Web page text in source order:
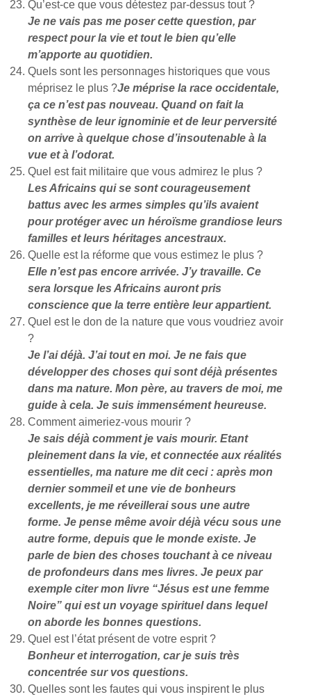
Qu’est-ce que vous détestez par-dessus tout ?
Je ne vais pas me poser cette question, par
respect pour la vie et tout le bien qu’elle
m’apporte au quotidien.
Quels sont les personnages historiques que vous
méprisez le plus ?Je méprise la race occidentale,
ça ce n’est pas nouveau. Quand on fait la
synthèse de leur ignominie et de leur perversité
on arrive à quelque chose d’insoutenable à la
vue et à l’odorat.
Quel est fait militaire que vous admirez le plus ?
Les Africains qui se sont courageusement
battus avec les armes simples qu’ils avaient
pour protéger avec un héroïsme grandiose leurs
familles et leurs héritages ancestraux.
Quelle est la réforme que vous estimez le plus ?
Elle n’est pas encore arrivée. J’y travaille. Ce
sera lorsque les Africains auront pris
conscience que la terre entière leur appartient.
Quel est le don de la nature que vous voudriez avoir
?
Je l’ai déjà. J’ai tout en moi. Je ne fais que
développer des choses qui sont déjà présentes
dans ma nature. Mon père, au travers de moi, me
guide à cela. Je suis immensément heureuse.
Comment aimeriez-vous mourir ?
Je sais déjà comment je vais mourir. Etant
pleinement dans la vie, et connectée aux réalités
essentielles, ma nature me dit ceci : après mon
dernier sommeil et une vie de bonheurs
excellents, je me réveillerai sous une autre
forme. Je pense même avoir déjà vécu sous une
autre forme, depuis que le monde existe. Je
parle de bien des choses touchant à ce niveau
de profondeurs dans mes livres. Je peux par
exemple citer mon livre “Jésus est une femme
Noire” qui est un voyage spirituel dans lequel
on aborde les bonnes questions.
Quel est l’état présent de votre esprit ?
Bonheur et interrogation, car je suis très
concentrée sur vos questions.
Quelles sont les fautes qui vous inspirent le plus